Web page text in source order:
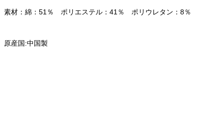
素材：綿：51％ ポリエステル：41％ ポリウレタン：8％
原産国:中国製